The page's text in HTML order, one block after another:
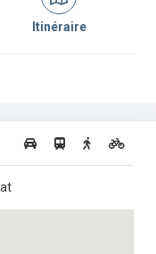
Itinéraire